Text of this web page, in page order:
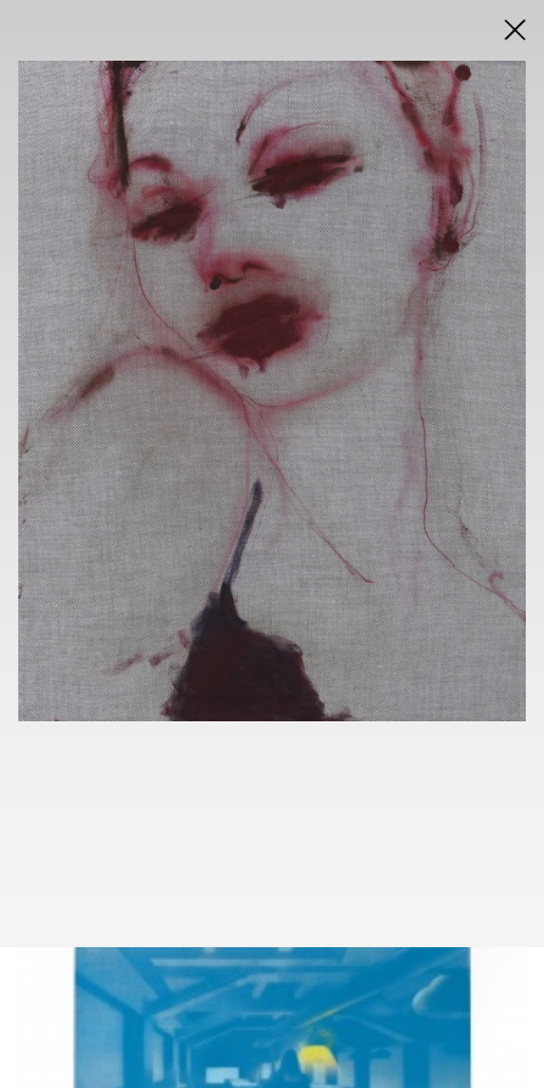
RENATA MACHÝČKOVÁ
DRAŽEBNÍ VYHLÁŠKA
VÝSLEDKY AUKCE V PDF
AUKCE
ONLINE + SÁLOVÁ AUKCE
KAVÁRNA POŠTA
nám. Dr. E. Beneše 584/24, Liberec 1
sobota 22.11.2025
od 14.45 h
VÝSTAVA
KAVÁRNA POŠTA
nám. Dr. E. Beneše 584/24, Liberec 1
6. 11. - 20.11.2025
13.30 h - 17.30 h
VERNISÁŽ
5.11.2025 v 18 h
KONTAKT
TOMÁŠ LEXA
+420 603 100 583
tomas.lexa@pragueauctions.com
KUDY NA AKCI